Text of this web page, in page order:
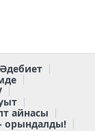
Әдебиет
айнасы
орындалды!